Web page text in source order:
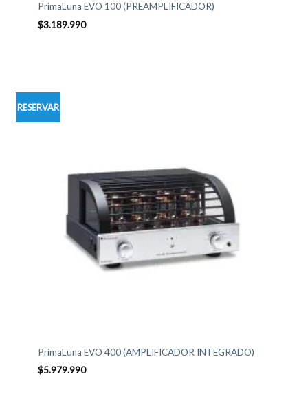
PrimaLuna EVO 100 (PREAMPLIFICADOR)
$3.189.990
RESERVAR
PrimaLuna EVO 400 (AMPLIFICADOR INTEGRADO)
$5.979.990